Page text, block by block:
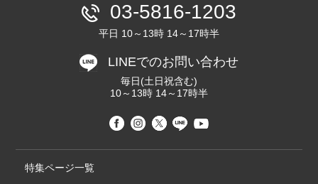
03-5816-1203
平日 10～13時 14～17時半
LINEでのお問い合わせ
毎日(土日祝含む)
10～13時 14～17時半
特集ページ一覧